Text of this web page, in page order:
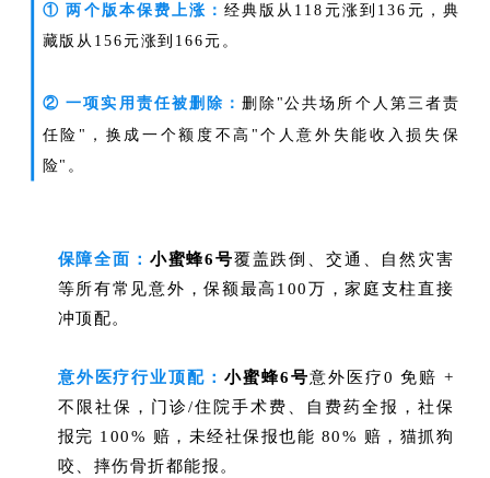
① 两个版本保费上涨： 经典版从118元涨到136元，典
藏版从156元涨到166元。
② 一项实用责任被删除： 删除"公共场所个人第三者责
任险"，换成一个额度不高"个人意外失能收入损失保
险"。
保障全面： 小蜜蜂6号覆盖跌倒、交通、自然灾害
等所有常见意外，保额最高100万，家庭支柱直接
冲顶配。
意外医疗行业顶配：小蜜蜂6号意外医疗0 免赔 +
不限社保，门诊/住院手术费、自费药全报，社保
报完 100% 赔 ，未经社保报也能 80% 赔，猫抓狗
咬、摔伤骨折都能报。